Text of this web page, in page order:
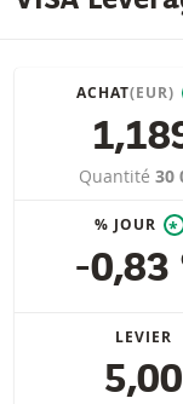
ACHAT(EUR)
Quantité 30
% JOUR *
-0,83
LEVIER
5,00